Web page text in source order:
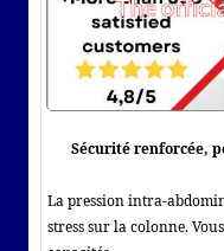
Sécurité renforcée,
La pression intra-
stress sur la colonne.